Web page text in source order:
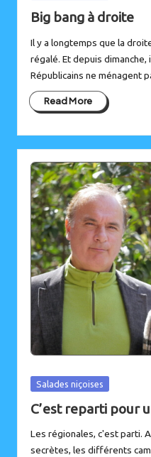
Big bang à droite
Il y a longtemps que la
régalé. Et depuis
Républicains ne ménagent
Read More
Posted
Salades niçoises
C’est reparti pour
Les régionales, c'est parti.
secrètes, les différents